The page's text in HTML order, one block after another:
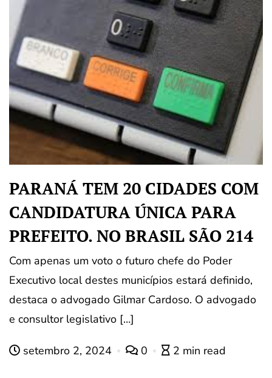
PARANÁ TEM 20 CIDADES COM
CANDIDATURA ÚNICA PARA
PREFEITO. NO BRASIL SÃO 214
Com apenas um voto o futuro chefe do Poder
Executivo local destes municípios estará definido,
destaca o advogado Gilmar Cardoso. O advogado
e consultor legislativo […]
setembro 2, 2024 0 2 min read